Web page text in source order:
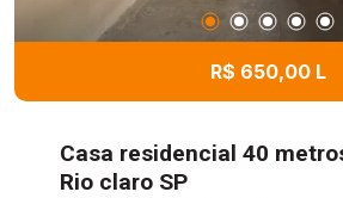
R$ 650,00 L
Casa residencial 40
Rio claro SP